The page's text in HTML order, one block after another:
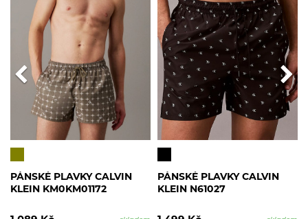
PÁNSKÉ PLAVKY CALVIN
KLEIN KM0KM01172
PÁNSKÉ PLAVKY CALVIN
KLEIN N61027